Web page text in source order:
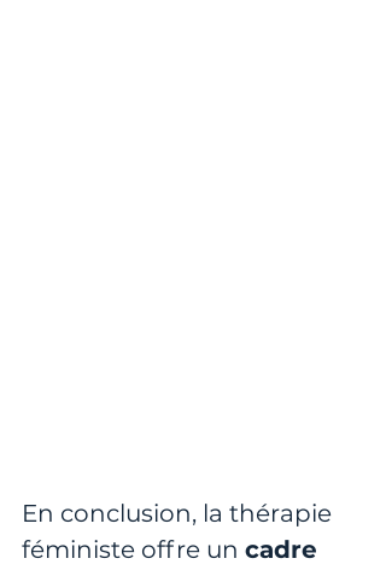
En conclusion, la thérapie
féministe offre un cadre